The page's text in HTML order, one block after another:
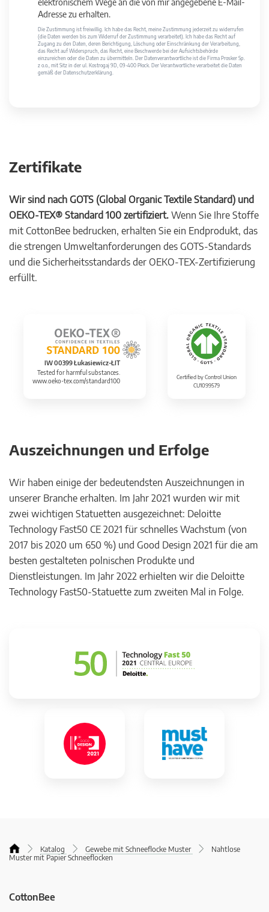
elektronischem Wege an die von mir angegebene E-Mail-
Adresse zu erhalten.
Die Zustimmung ist freiwillig. Ich habe das Recht, meine Zustimmung jederzeit zu widerrufen
(die Daten werden bis zum Widerruf der Zustimmung verarbeitet). Ich habe das Recht auf
Zugang zu den Daten, deren Berichtigung, Löschung oder Einschränkung der Verarbeitung,
das Recht auf Widerspruch, das Recht, eine Beschwerde bei der Aufsichtsbehörde
einzureichen oder die Daten zu übermitteln. Der Datenverantwortliche ist die Firma Prosker Sp.
z o.o., mit Sitz in der ul. Kostrogaj 9D, 09-400 Płock. Der Verantwortliche verarbeitet die Daten
gemäß der Datenschutzerklärung.
Zertifikate
Wir sind nach GOTS (Global Organic Textile Standard) und
OEKO-TEX® Standard 100 zertifiziert. Wenn Sie Ihre Stoffe
mit CottonBee bedrucken, erhalten Sie ein Endprodukt, das
die strengen Umweltanforderungen des GOTS-Standards
und die Sicherheitsstandards der OEKO-TEX-Zertifizierung
erfüllt.
IW 00399 Łukasiewicz-ŁIT
Tested for harmful substances.
www.oeko-tex.com/standard100
Certified by Control Union
CU1099579
Auszeichnungen und Erfolge
Wir haben einige der bedeutendsten Auszeichnungen in
unserer Branche erhalten. Im Jahr 2021 wurden wir mit
zwei wichtigen Statuetten ausgezeichnet: Deloitte
Technology Fast50 CE 2021 für schnelles Wachstum (von
2017 bis 2020 um 650 %) und Good Design 2021 für die am
besten gestalteten polnischen Produkte und
Dienstleistungen. Im Jahr 2022 erhielten wir die Deloitte
Technology Fast50-Statuette zum zweiten Mal in Folge.
Katalog Gewebe mit Schneeflocke Muster
Nahtlose
Muster mit Papier Schneeflocken
CottonBee